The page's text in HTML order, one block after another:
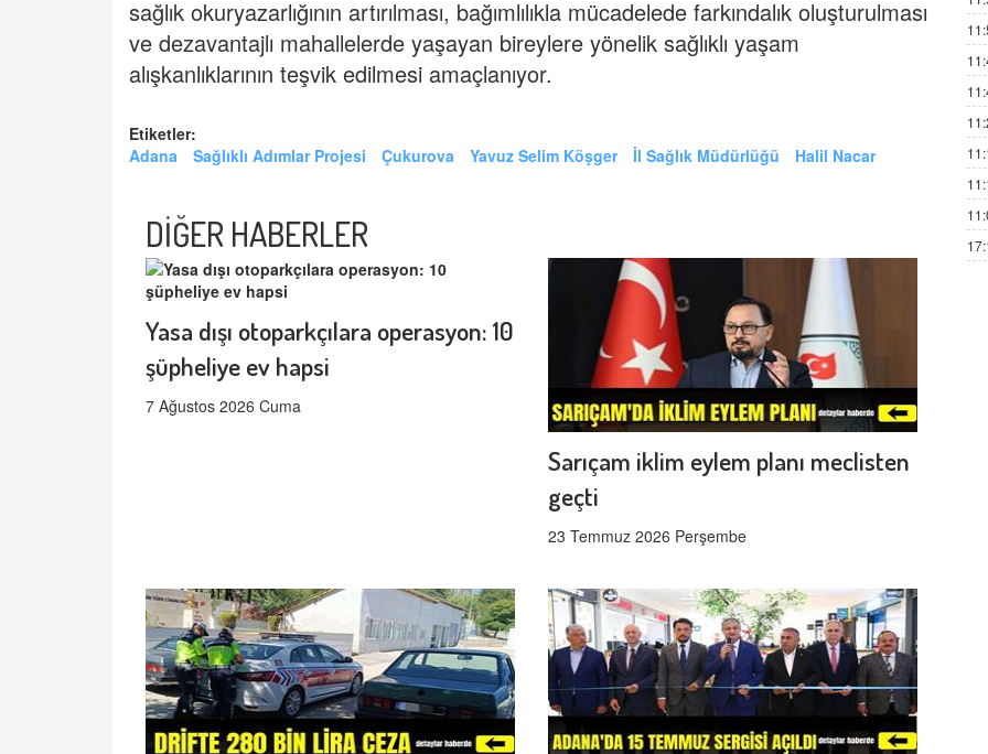
sağlık okuryazarlığının artırılması, bağımlılıkla mücadelede farkındalık oluşturulması
ve dezavantajlı mahallelerde yaşayan bireylere yönelik sağlıklı yaşam
alışkanlıklarının teşvik edilmesi amaçlanıyor.
Etiketler:
Adana
Sağlıklı Adımlar Projesi Çukurova Yavuz Selim Köşger İl Sağlık Müdürlüğü Halil Nacar
DİĞER HABERLER
Yasa dışı otoparkçılara operasyon: 10
şüpheliye ev hapsi
7 Ağustos 2026 Cuma
Sarıçam iklim eylem planı meclisten
geçti
23 Temmuz 2026 Perşembe